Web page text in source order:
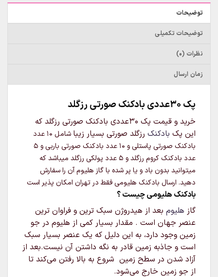
توضیحات
توضیحات تکمیلی
نظرات (0)
زمان ارسال
پک 30عددی بادکنک صورتی رزگلد
خرید و قیمت پک 30عددی بادکنک صورتی رزگلد که
این پک بادکنک رزگلد صورتی بسیار زیبا
شامل 10 عدد
بادکنک صورتی پاستلی و 10 عدد بادکنک صورتی باربی و 5
عدد بادکنک کروم رزگلد و 5 عدد پولکی رز
گلد میباشد که
میتوانید بدون باد و یا پر شده با گاز هلیوم آن را سفارش
دهید. ارسال بادکنک هلیومی فقط در تهران امکان پذیر است
بادکنک هلیومی چیست ؟
گاز هلیوم بعد از هیدروژن سبک‌ ترین و فراوان‌ ترین
عنصر جهان است . مقدار بسیار کمی از هلیوم در جو
زمین وجود دارد، به این دلیل که یک عنصر بسیار سبک
است و جاذبه زمین قادر به نگه داشتن آن نیست.بعد از
آزاد شدن در سطح زمین شروع به بالا رفتن می‌کند تا
از جو زمین خارج می‌شود.